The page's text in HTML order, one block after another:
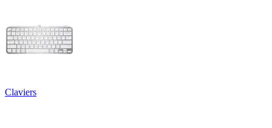
Claviers